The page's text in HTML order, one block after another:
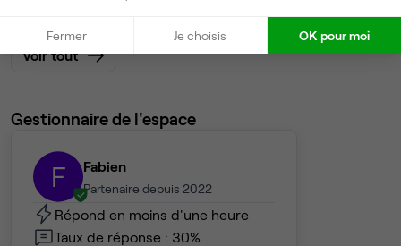
Voir tout
Gestionnaire de l'espace
F Fabien
Partenaire depuis 2022
Répond en moins d'une heure
Taux de réponse : 30%
Fermer Je choisis OK pour moi